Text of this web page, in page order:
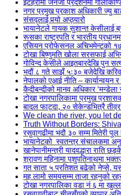
इटहरीमा जेनजी प्रदर्शनमा
नगर प्रमुख प्रकाश अधिकारी ज्यु
संसद्लाई पर्‍यो अप्ठ्यारो
भायानेटले गायक सुशान्त केसीलाई
रूसका राष्ट्रपति र भारतीय
एसियन प्रोफेसनल अचिभमेन्टको १७
टोखा बिष्णुमति खोला सरसफाई
गोविन्द केसीले आइतबारदेखि पुन
भदौं ८ गते साझँ ५ः३० बजेदेखि
नेपालको एआई नीति – कार्यान्वयन र
कैदीबन्दीको मानव अधिकार ‘मन्डेला
टोखा नगरपालिकामा प्रमुख
बादल फाट्दा, २० सेकेन्डभित्रै तीव्र
We clean the river, you let
Truth Without Borders:
रसुवागढीमा भदौ ३० सम्म मितेरी
भायानेटको स्वतन्त्र संचालकमा
खानेपानीमन्त्री यादवद्धारा राति
श्रावण महिनामा पशुपतिनाथमा
गत साता ५ प्रतिशत बढेको नेप्से,
मह लामो समयसम्म ताजा रहनुको
टोखा नगरपालिका वडा नं ६ मा